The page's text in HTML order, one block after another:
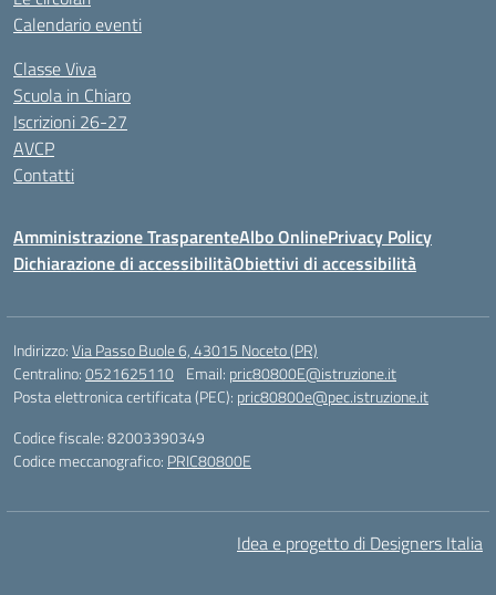
Calendario eventi
Classe Viva
Scuola in Chiaro
Iscrizioni 26-27
AVCP
Contatti
Amministrazione TrasparenteAlbo OnlinePrivacy Policy
Dichiarazione di accessibilitàObiettivi di accessibilità
Indirizzo:Via Passo Buole 6, 43015 Noceto (PR)
Centralino:0521625110 Email: pric80800E@istruzione.it
Posta elettronica certificata (PEC): pric80800e@pec.istruzione.it
Codice fiscale: 82003390349
Codice meccanografico: PRIC80800E
Idea e progetto di Designers Italia